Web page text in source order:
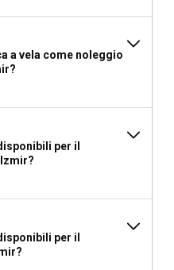
a vela come noleggio
per il
per il